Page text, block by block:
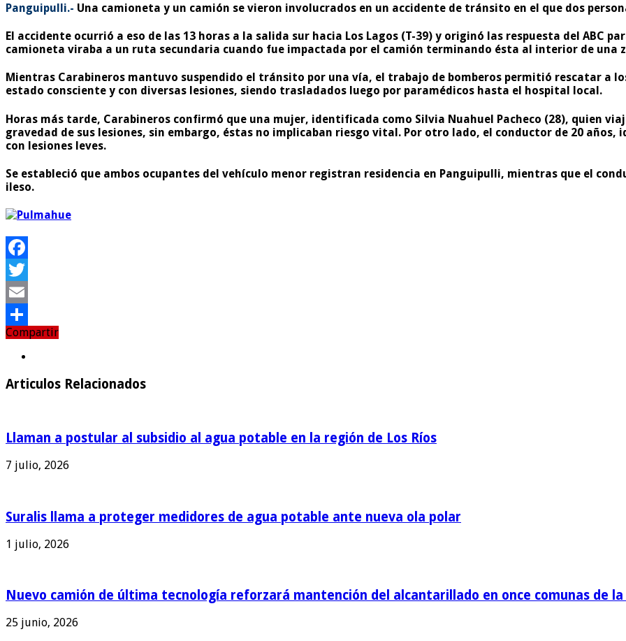
Panguipulli.- Una camioneta y un camión se vieron involucrados en un accidente de tránsito en el que dos
El accidente ocurrió a eso de las 13 horas a la salida sur hacia Los Lagos (T-39) y originó las respuesta del ABC
camioneta viraba a un ruta secundaria cuando fue impactada por el camión terminando ésta al interior de una
Mientras Carabineros mantuvo suspendido el tránsito por una vía, el trabajo de bomberos permitió rescatar a
estado consciente y con diversas lesiones, siendo trasladados luego por paramédicos hasta el hospital local.
Horas más tarde, Carabineros confirmó que una mujer, identificada como Silvia Nuahuel Pacheco (28), quien
gravedad de sus lesiones, sin embargo, éstas no implicaban riesgo vital. Por otro lado, el conductor de 20
con lesiones leves.
Se estableció que ambos ocupantes del vehículo menor registran residencia en Panguipulli, mientras que el
ileso.
Facebook
Twitter
Email
Compartir
Compartir
Articulos Relacionados
Llaman a postular al subsidio al agua potable en la región de Los Ríos
7 julio, 2026
Suralis llama a proteger medidores de agua potable ante nueva ola polar
1 julio, 2026
Nuevo camión de última tecnología reforzará mantención del alcantarillado en once comunas de la
25 junio, 2026